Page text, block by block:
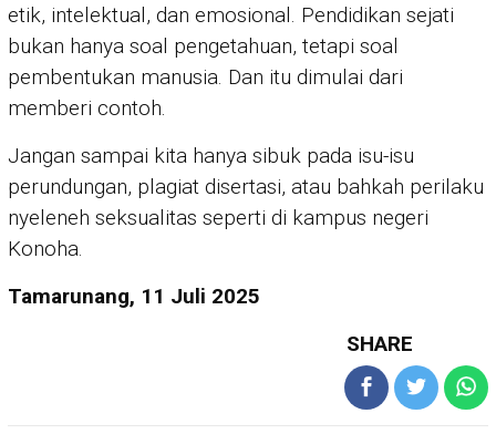
etik, intelektual, dan emosional. Pendidikan sejati
bukan hanya soal pengetahuan, tetapi soal
pembentukan manusia. Dan itu dimulai dari
memberi contoh.
Jangan sampai kita hanya sibuk pada isu-isu
perundungan, plagiat disertasi, atau bahkah perilaku
nyeleneh seksualitas seperti di kampus negeri
Konoha.
Tamarunang, 11 Juli 2025
SHARE